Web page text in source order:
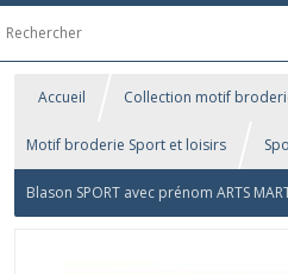
Accueil Collection motif
Motif broderie Sport et loisirs
Blason SPORT avec prénom ARTS